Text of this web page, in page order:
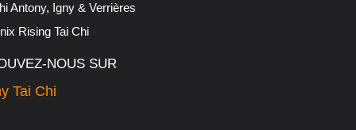
Antony, Igny & Verrières
Rising Tai Chi
NOUS SUR
Tai Chi